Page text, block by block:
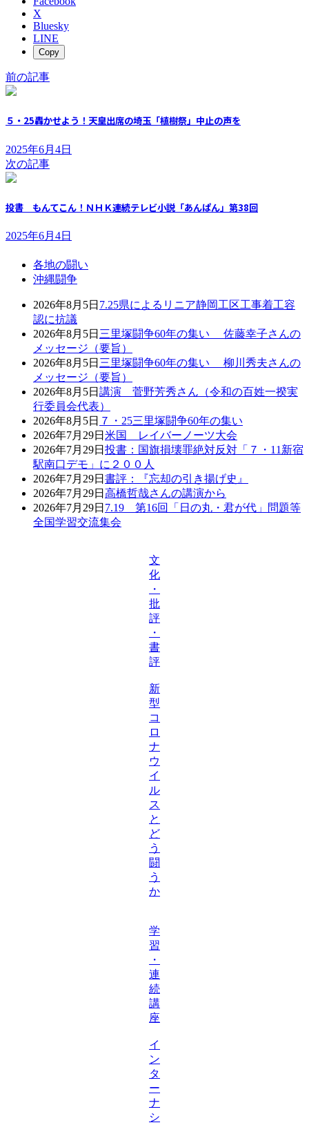
X
Bluesky
LINE
Copy
前の記事
５・25轟かせよう！天皇出席の埼玉「植樹祭」中止の声を
2025年6月4日
次の記事
投書 もんてこん！ＮＨＫ連続テレビ小説「あんぱん」第38回
2025年6月4日
各地の闘い
沖縄闘争
2026年8月5日 7.25県によるリニア静岡工区工事着工容
認に抗議
2026年8月5日 三里塚闘争60年の集い 佐藤幸子さんの
メッセージ（要旨）
2026年8月5日 三里塚闘争60年の集い 柳川秀夫さんの
メッセージ（要旨）
2026年8月5日 講演 菅野芳秀さん（令和の百姓一揆実
行委員会代表）
2026年8月5日 ７・25三里塚闘争60年の集い
2026年7月29日 米国 レイバーノーツ大会
2026年7月29日 投書：国旗損壊罪絶対反対「７・11新宿
駅南口デモ」に２００人
2026年7月29日 書評：『忘却の引き揚げ史』
2026年7月29日 高橋哲哉さんの講演から
2026年7月29日 7.19 第16回「日の丸・君が代」問題等
全国学習交流集会
文
化
・
批
評
・
書
評
新
型
コ
ロ
ナ
ウ
イ
ル
ス
と
ど
う
闘
う
か
学
習
・
連
続
講
座
イ
ン
タ
ー
ナ
シ